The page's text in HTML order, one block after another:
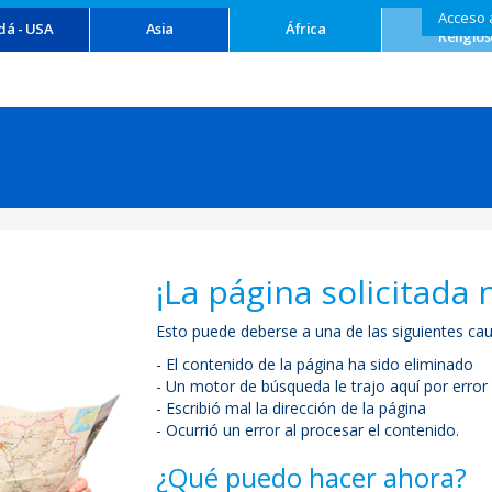
Acceso
- USA Asia África
¡La página solicitada
Esto puede deberse a una de las siguientes
- El contenido de la página ha sido eliminado
- Un motor de búsqueda le trajo aquí por error
- Escribió mal la dirección de la página
- Ocurrió un error al procesar el contenido.
¿Qué puedo hacer ahora?